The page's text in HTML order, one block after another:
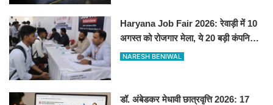
Haryana Job Fair 2026: रेवाड़ी में 10
अगस्त को रोजगार मेला, ये 20 बड़ी कंपनियां
देगी सीधे नौकरी
NARESH BENIWAL
डॉ. अंबेडकर मेधावी छात्रवृत्ति 2026: 17